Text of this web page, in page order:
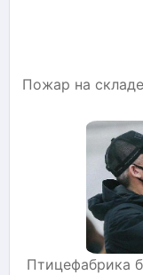
Пожар на
Птицефабрика